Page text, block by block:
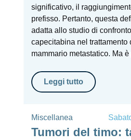
significativo, il
prefisso. Pertanto, questa
adatta allo studio di
capecitabina nel trattamento
mammario metastatico. Ma
Leggi tutto
Miscellanea
Tumori del timo: